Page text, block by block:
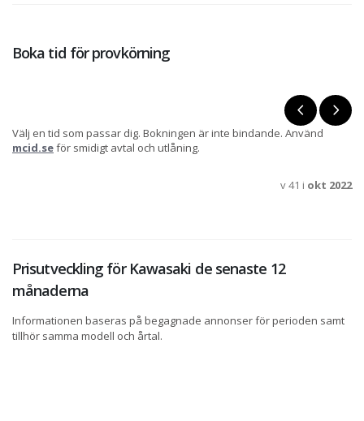
Boka tid för provkörning
Välj en tid som passar dig. Bokningen är inte bindande. Använd
mcid.seför smidigt avtal och utlåning.
v 41 i okt 2022
Prisutveckling för Kawasaki de senaste 12
månaderna
Informationen baseras på begagnade annonser för perioden samt
tillhör samma modell och årtal.